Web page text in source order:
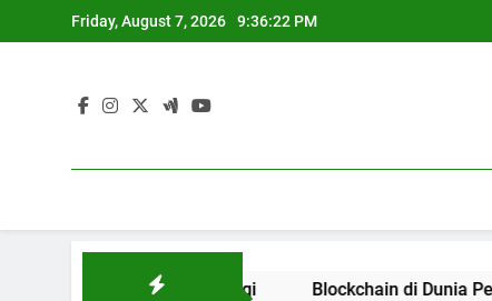
to
Friday, August 7, 2026 9:36:23 PM
Pendidikan Tinggi Blockchain di Dunia